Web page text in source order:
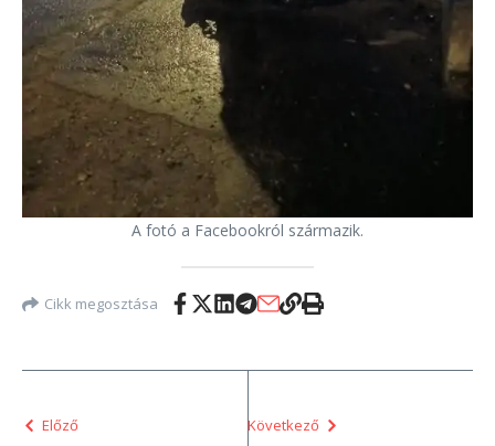
A fotó a Facebookról származik.
Cikk megosztása
Előző Következő